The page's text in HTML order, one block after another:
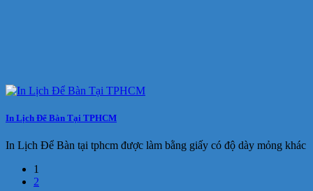
In Lịch Để Bàn Tại TPHCM
In Lịch Để Bàn tại tphcm được làm bằng giấy có độ dày mỏng khác
1
2